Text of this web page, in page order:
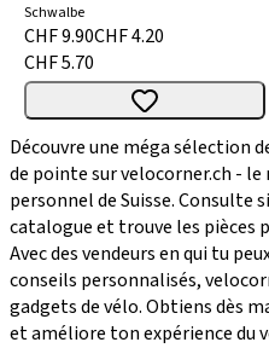
Schwalbe
CHF 9.90CHF 4.20
CHF 5.70
Découvre une méga sélection
de pointe sur velocorner.ch - le
personnel de Suisse.
catalogue et trouve les pièces
Avec des vendeurs en qui tu
conseils personnalisés,
gadgets de vélo. Obtiens dès
et améliore ton expérience du